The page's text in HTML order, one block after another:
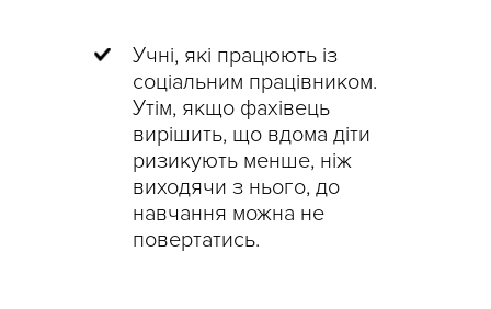
Учні, які працюють із
соціальним працівником.
Утім, якщо фахівець
вирішить, що вдома діти
ризикують менше, ніж
виходячи з нього, до
навчання можна не
повертатись.